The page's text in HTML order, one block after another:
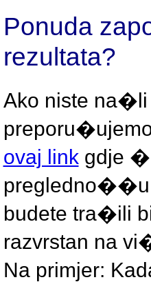
Ponuda
rezultata?
Ako niste
ovaj linkgdje
budete tra�ili
razvrstan na
Na primjer: